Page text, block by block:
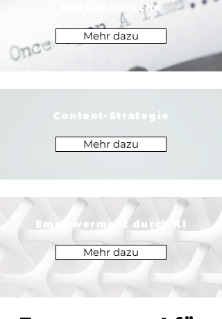
Markensprache
Mehr dazu
Content-Strategie
Mehr dazu
Empowerment durch KI
Mehr dazu